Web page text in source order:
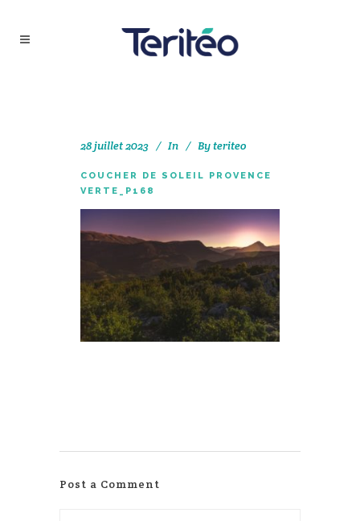
28 juillet 2023 In Byteriteo
COUCHER DE SOLEIL PROVENCE
VERTE_P168
Post a Comment